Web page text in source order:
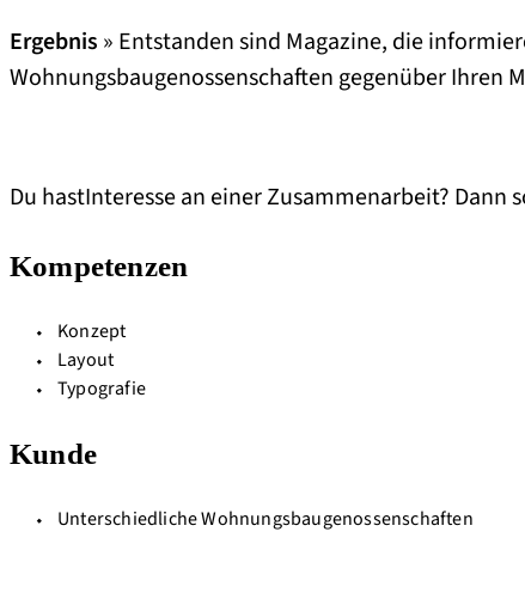
Ergebnis » Entstanden sind Magazine, die
Wohnungsbaugenossenschaften gegenüber Ihren
Du hastInteresse an einer Zusammenarbeit? Dann
Kompetenzen
Konzept
Layout
Typografie
Kunde
Unterschiedliche Wohnungsbaugenossenschaften